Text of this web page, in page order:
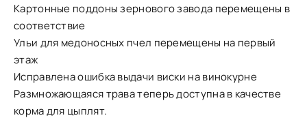
Картонные поддоны зернового завода перемещены в
соответствие
Ульи для медоносных пчел перемещены на первый
этаж
Исправлена ошибка выдачи виски на винокурне
Размножающаяся трава теперь доступна в качестве
корма для цыплят.